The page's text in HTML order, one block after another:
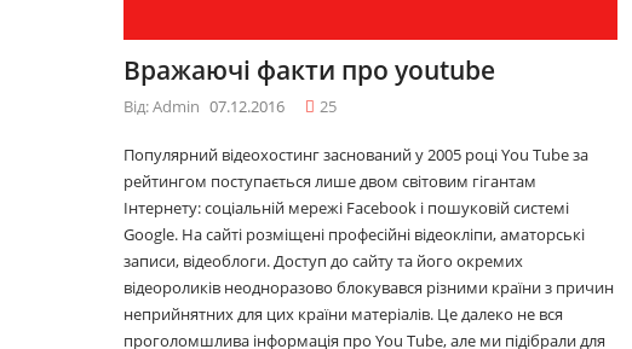
Вражаючі факти про youtube
Від: Admin 07.12.2016 25
Популярний відеохостинг заснований у 2005 році You Tube за
рейтингом поступається лише двом світовим гігантам
Інтернету: соціальній мережі Facebook і пошуковій системі
Google. На сайті розміщені професійні відеокліпи, аматорські
записи, відеоблоги. Доступ до сайту та його окремих
відеороликів неодноразово блокувався різними країни з причин
неприйнятних для цих країни матеріалів. Це далеко не вся
проголомшлива інформація про You Tube, але ми підібрали для
2017році
29.11.2016
Топ 5 серіалів
08.06.2016
2017році
Топ 5 серіалів
08.06.2016